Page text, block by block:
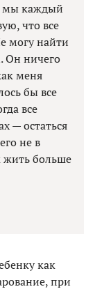
мы каждый
что все
могу найти
Он ничего
меня
бы все
все
— остаться
не в
жить больше
как
при